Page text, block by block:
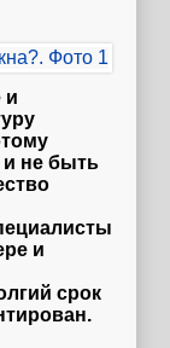
и
не быть
и
срок